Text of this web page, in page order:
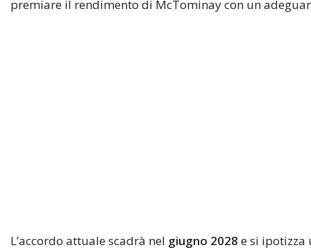
premiare il rendimento di McTominay con un
L’accordo attuale scadrà nel giugno 2028 e si ipotizza